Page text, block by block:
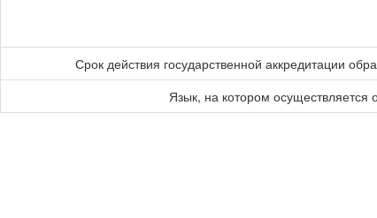
Срок действия государственной аккредитации
Язык, на котором осуществляется